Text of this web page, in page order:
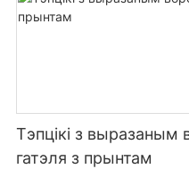
Тэпцікі з выразаным
гатэля з прынтам